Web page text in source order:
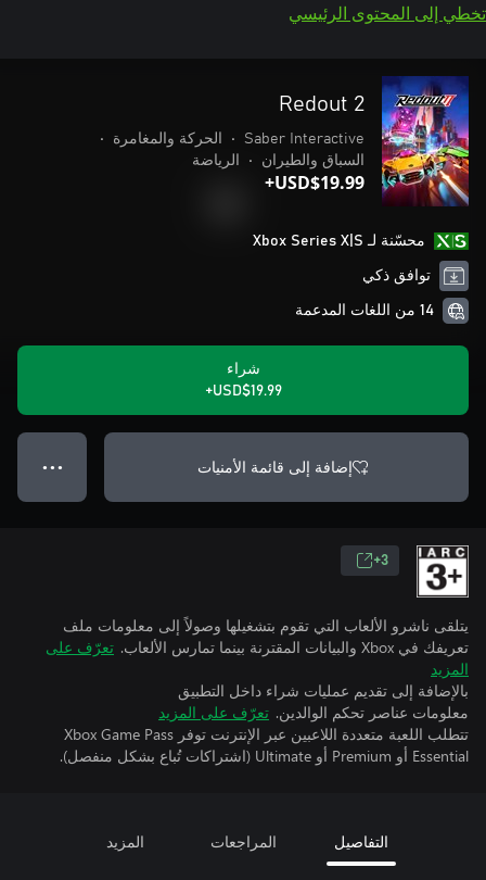
تخطي إلى المحتوى الرئيسي
Redout 2
Saber Interactive
• الحركة والمغامرة
•
السباق والطيران
• الرياضة
USD$19.99+
محسّنة لـ Xbox Series X|S
توافق ذكي
14 من اللغات المدعمة
شراء
USD$19.99+
إضافة إلى قائمة الأمنيات ● ● ●
3+
يتلقى ناشرو الألعاب التي تقوم بتشغيلها وصولاً إلى معلومات ملف
تعريفك في Xbox والبيانات المقترنة بينما تمارس الألعاب.
تعرّف على
المزيد
بالإضافة إلى تقديم عمليات شراء داخل التطبيق
معلومات عناصر تحكم الوالدين. تعرّف على المزيد
تتطلب اللعبة متعددة اللاعبين عبر الإنترنت توفر Xbox Game Pass
Essential أو Premium أو Ultimate (اشتراكات تُباع بشكل منفصل).
التفاصيل المراجعات المزيد